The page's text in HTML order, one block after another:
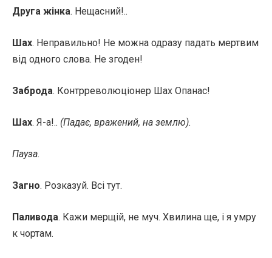
Друга жінка. Нещасний!..
Шах. Неправильно! Не можна одразу падать мертвим
від одного слова. Не згоден!
Заброда. Контрреволюціонер Шах Опанас!
Шах. Я-а!.. (Падає, вражений, на землю).
Пауза.
Загно. Розказуй. Всі тут.
Паливода. Кажи мерщій, не муч. Хвилина ще, і я умру
к чортам.